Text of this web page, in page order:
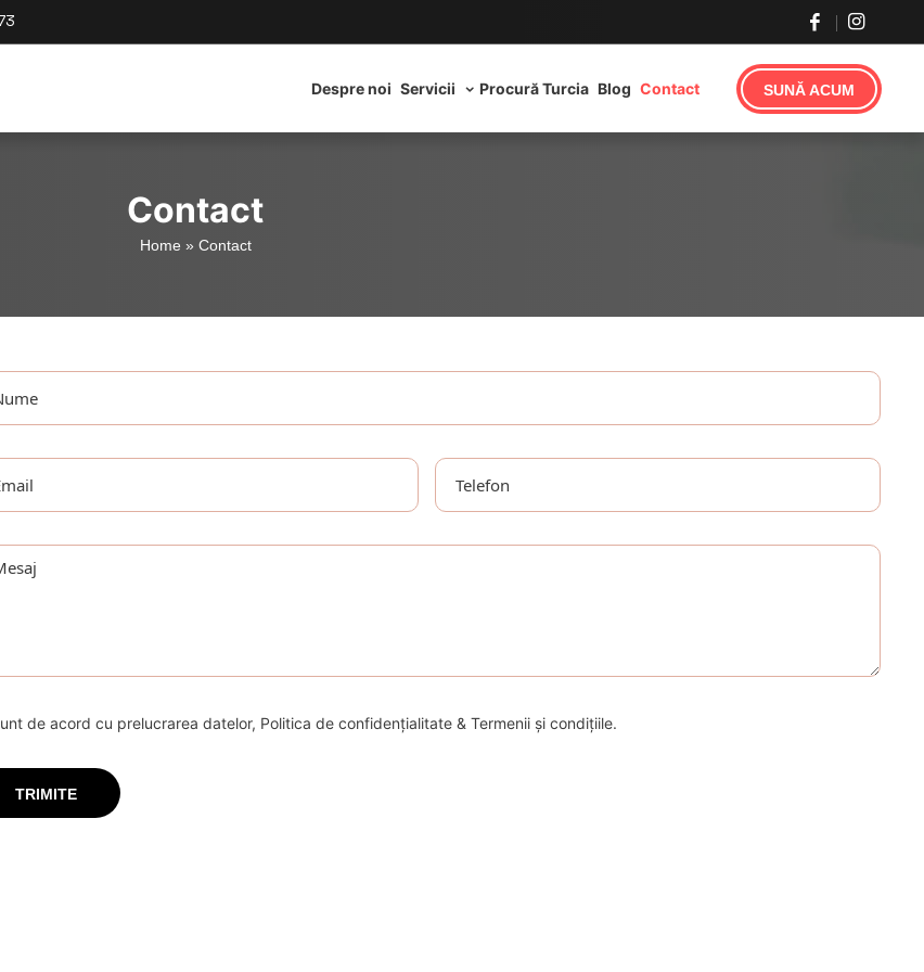
Despre noi Servicii Procură Turcia Blog Contact SUNĂ ACUM
Contact
Home » Contact
de acord cu prelucrarea datelor, Politica de confidențialitate & Termenii și condițiile.